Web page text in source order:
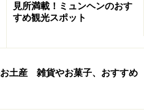
見所満載！ミュンヘンのおす
すめ観光スポット
お土産 雑貨やお菓子、おすすめ